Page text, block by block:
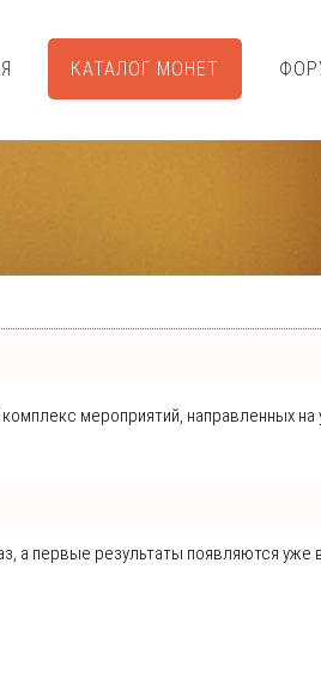
КАТАЛОГ МОНЕТ
мероприятий, направленных на
а первые результаты появляются уже